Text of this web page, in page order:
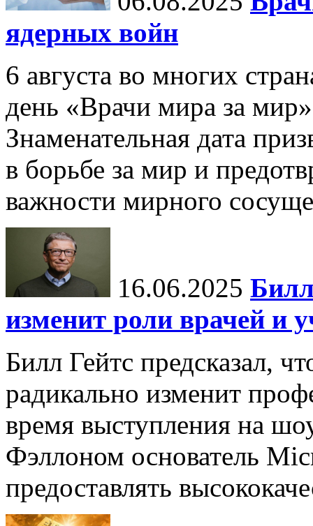
ядерных войн
6 августа во многих
день «Врачи мира за
Знаменательная дата
в борьбе за мир и
важности мирного
16.06.2025
изменит роли врачей и
Билл Гейтс предсказал,
радикально изменит
время выступления на
Фэллоном основатель
предоставлять